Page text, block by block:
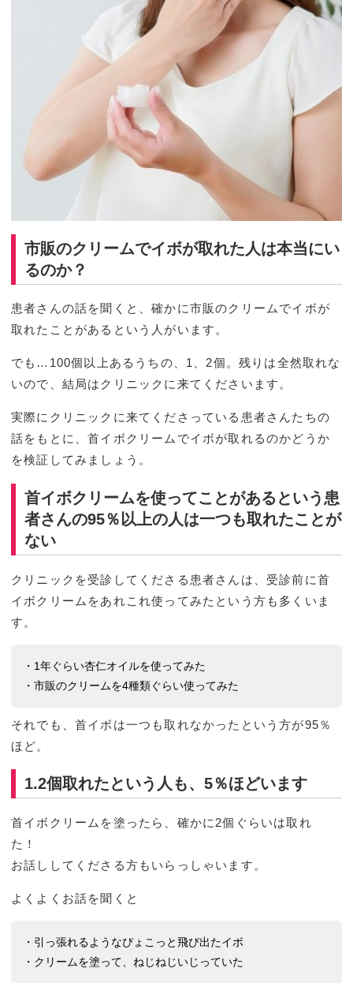
市販のクリームでイボが取れた人は本当にい
るのか？
患者さんの話を聞くと、確かに市販のクリームでイボが
取れたことがあるという人がいます。
でも…100個以上あるうちの、1、2個。残りは全然取れな
いので、結局はクリニックに来てくださいます。
実際にクリニックに来てくださっている患者さんたちの
話をもとに、首イボクリームでイボが取れるのかどうか
を検証してみましょう。
首イボクリームを使ってことがあるという患
者さんの95％以上の人は一つも取れたことが
ない
クリニックを受診してくださる患者さんは、受診前に首
イボクリームをあれこれ使ってみたという方も多くいま
す。
・1年ぐらい杏仁オイルを使ってみた
・市販のクリームを4種類ぐらい使ってみた
それでも、首イボは一つも取れなかったという方が95％
ほど。
1.2個取れたという人も、5％ほどいます
首イボクリームを塗ったら、確かに2個ぐらいは取れ
た！
お話ししてくださる方もいらっしゃいます。
よくよくお話を聞くと
・引っ張れるようなぴょこっと飛び出たイボ
・クリームを塗って、ねじねじいじっていた